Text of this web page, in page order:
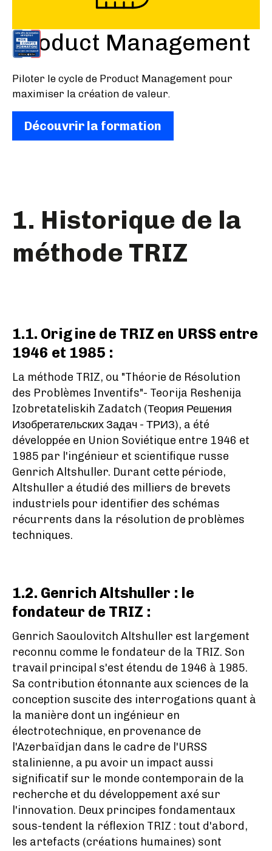
Product Management
Piloter le cycle de Product Management pour
maximiser la création de valeur.
Découvrir la formation
1. Historique de la
méthode TRIZ
1.1. Origine de TRIZ en URSS entre
1946 et 1985 :
La méthode TRIZ, ou "Théorie de Résolution
des Problèmes Inventifs"- Teorija Reshenija
Izobretateliskih Zadatch (Теория Решения
Изобретательских Задач - ТРИЗ), a été
développée en Union Soviétique entre 1946 et
1985 par l'ingénieur et scientifique russe
Genrich Altshuller. Durant cette période,
Altshuller a étudié des milliers de brevets
industriels pour identifier des schémas
récurrents dans la résolution de problèmes
techniques.
1.2. Genrich Altshuller : le
fondateur de TRIZ :
Genrich Saoulovitch Altshuller est largement
reconnu comme le fondateur de la TRIZ. Son
travail principal s'est étendu de 1946 à 1985.
Sa contribution étonnante aux sciences de la
conception suscite des interrogations quant à
la manière dont un ingénieur en
électrotechnique, en provenance de
l'Azerbaïdjan dans le cadre de l'URSS
stalinienne, a pu avoir un impact aussi
significatif sur le monde contemporain de la
recherche et du développement axé sur
l'innovation. Deux principes fondamentaux
sous-tendent la réflexion TRIZ : tout d'abord,
les artefacts (créations humaines) sont